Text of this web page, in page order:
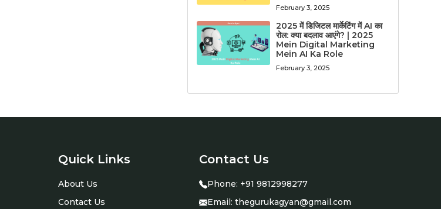
February 3, 2025
2025 में डिजिटल मार्केटिंग में AI का
रोल: क्या बदलाव आएंगे? | 2025
Mein Digital Marketing
Mein AI Ka Role
February 3, 2025
Quick Links
About Us
Contact Us
Contact Us
Phone: +91 9812998277
Email: thegurukagyan@gmail.com